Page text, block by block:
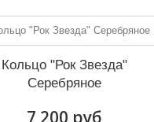
Кольцо "Рок Звезда"
Серебряное
7 200 руб